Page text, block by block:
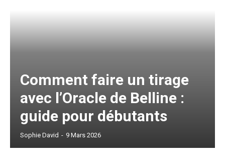
Comment faire un tirage
avec l’Oracle de Belline :
guide pour débutants
Sophie David - 9 Mars 2026